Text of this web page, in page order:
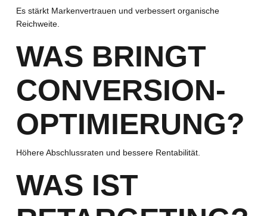
Es stärkt Markenvertrauen und verbessert organische
Reichweite.
WAS BRINGT
CONVERSION-
OPTIMIERUNG?
Höhere Abschlussraten und bessere Rentabilität.
WAS IST